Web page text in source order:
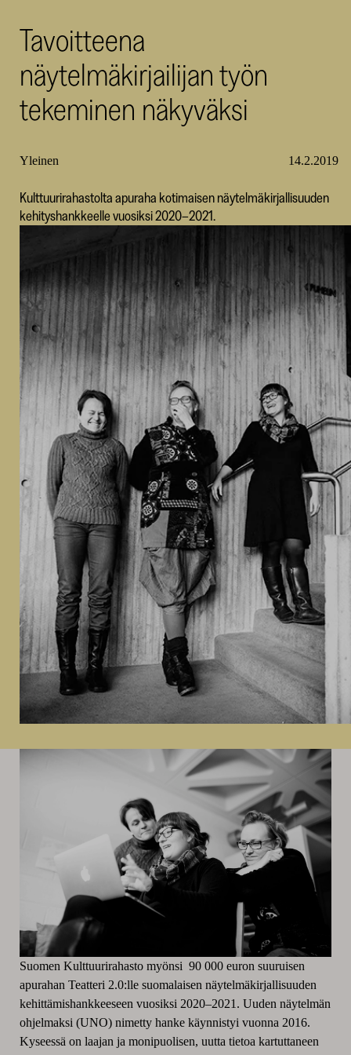
Tavoitteena
näytelmäkirjailijan työn
tekeminen näkyväksi
Yleinen 14.2.2019
Kulttuurirahastolta apuraha kotimaisen näytelmäkirjallisuuden
kehityshankkeelle vuosiksi 2020–2021.
Suomen Kulttuurirahasto myönsi 90 000 euron suuruisen
apurahan Teatteri 2.0:lle suomalaisen näytelmäkirjallisuuden
kehittämishankkeeseen vuosiksi 2020–2021. Uuden näytelmän
ohjelmaksi (UNO) nimetty hanke käynnistyi vuonna 2016.
Kyseessä on laajan ja monipuolisen, uutta tietoa kartuttaneen